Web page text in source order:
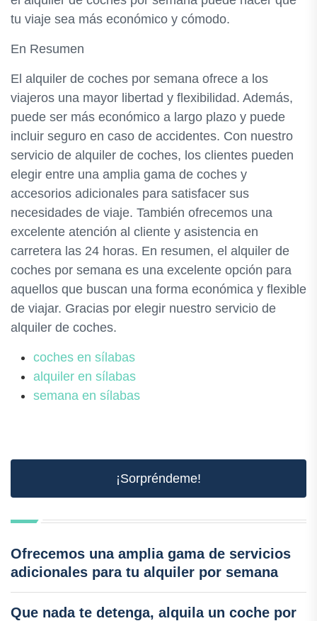
tu viaje sea más económico y cómodo.
En Resumen
El alquiler de coches por semana ofrece a los
viajeros una mayor libertad y flexibilidad. Además,
puede ser más económico a largo plazo y puede
incluir seguro en caso de accidentes. Con nuestro
servicio de alquiler de coches, los clientes pueden
elegir entre una amplia gama de coches y
accesorios adicionales para satisfacer sus
necesidades de viaje. También ofrecemos una
excelente atención al cliente y asistencia en
carretera las 24 horas. En resumen, el alquiler de
coches por semana es una excelente opción para
aquellos que buscan una forma económica y flexible
de viajar. Gracias por elegir nuestro servicio de
alquiler de coches.
coches en sílabas
alquiler en sílabas
semana en sílabas
¡Sorpréndeme!
Ofrecemos una amplia gama de servicios
adicionales para tu alquiler por semana
Que nada te detenga, alquila un coche por